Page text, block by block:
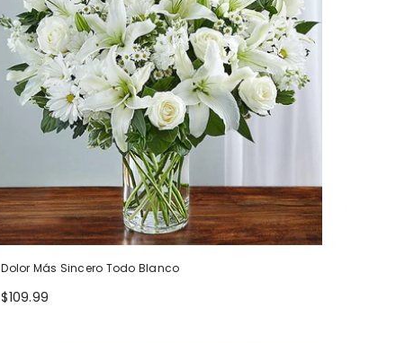
Dolor Más Sincero Todo Blanco
$109.99